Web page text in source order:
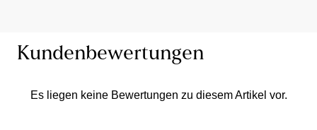
Kundenbewertungen
Es liegen keine Bewertungen zu diesem Artikel vor.